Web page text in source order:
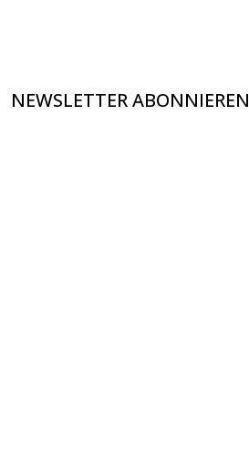
NEWSLETTER ABONNIEREN